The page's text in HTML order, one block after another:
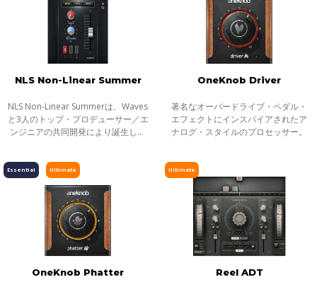
NLS Non-Linear Summer
NLS Non-Linear Summerは、Waves
と3人のトップ・プロデューサー／エ
ンジニアの共同開発により誕生しま
回路を1つのプラグインに集約し、ト
ラッキン
OneKnob Driver
著名なオーバードライブ・ペダル・
エフェクトにインスパイアされたア
ナログ・スタイルのプロセッサー。
Ultimate
Essential
OneKnob Phatter
Ultimate
Reel ADT